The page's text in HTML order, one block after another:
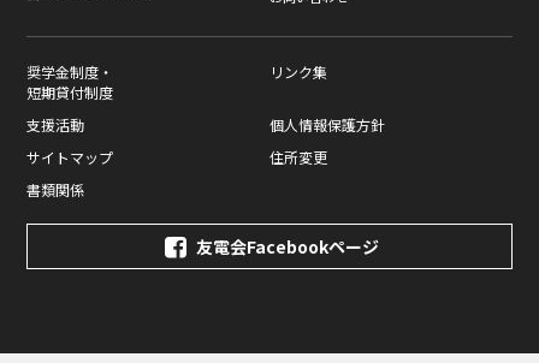
奨学金制度・
短期貸付制度
リンク集
支援活動
個人情報保護方針
サイトマップ
住所変更
書類関係
友電会Facebookページ